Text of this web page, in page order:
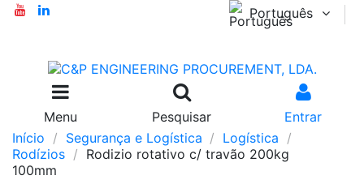
Português
Menu Pesquisar
Entrar
Início
Segurança e Logística
Logística
Rodízios
Rodizio rotativo c/ travão 200kg
100mm